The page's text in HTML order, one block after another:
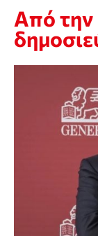
Από την